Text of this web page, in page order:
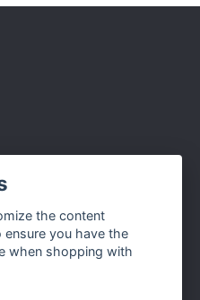
the content
you have the
when shopping with